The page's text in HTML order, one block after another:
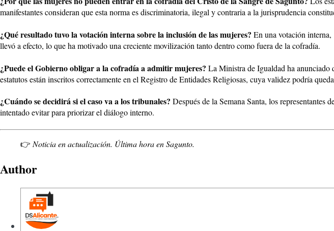
manifestantes consideran que esta norma es discriminatoria, ilegal y contraria a la jurisprudencia
¿Qué resultado tuvo la votación interna sobre la inclusión de las mujeres? En una votación interna,
llevó a efecto, lo que ha motivado una creciente movilización tanto dentro como fuera de la cofradía.
¿Puede el Gobierno obligar a la cofradía a admitir mujeres? La Ministra de Igualdad ha anunciado
estatutos están inscritos correctamente en el Registro de Entidades Religiosas, cuya validez podría
¿Cuándo se decidirá si el caso va a los tribunales? Después de la Semana Santa, los representantes
intentado evitar para priorizar el diálogo interno.
👉 Noticia en actualización. Última hora en Sagunto.
Author